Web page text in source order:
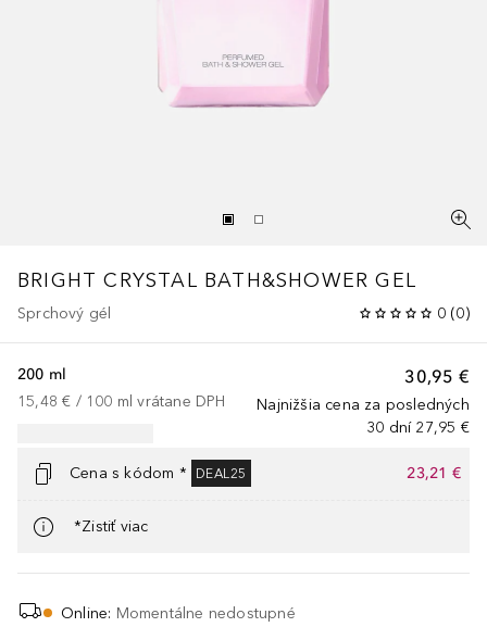
BRIGHT CRYSTAL BATH&SHOWER GEL
Sprchový gél 0 (0)
30,95 €
Najnižšia cena za posledných
30 dní 27,95 €
200 ml
15,48 € / 100 ml vrátane DPH
Cena s kódom * DEAL25 23,21 €
*Zistiť viac
Online: Momentálne nedostupné